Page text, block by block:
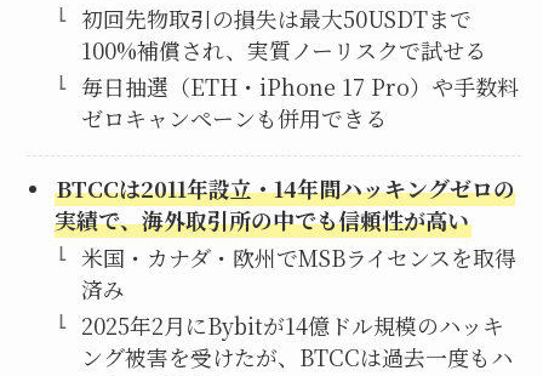
初回先物取引の損失は最大50USDTまで
100%補償され、実質ノーリスクで試せる
毎日抽選（ETH・iPhone 17 Pro）や手数料
ゼロキャンペーンも併用できる
BTCCは2011年設立・14年間ハッキングゼロの
実績で、海外取引所の中でも信頼性が高い
米国・カナダ・欧州でMSBライセンスを取得
済み
2025年2月にBybitが14億ドル規模のハッキ
ング被害を受けたが、BTCCは過去一度もハ